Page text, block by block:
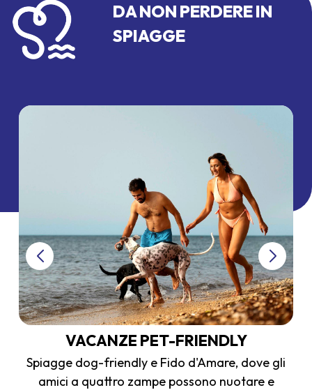
DA NON PERDERE IN
SPIAGGE
VACANZE PET-FRIENDLY
Spiagge dog-friendly e Fido d'Amare, dove gli
amici a quattro zampe possono nuotare e